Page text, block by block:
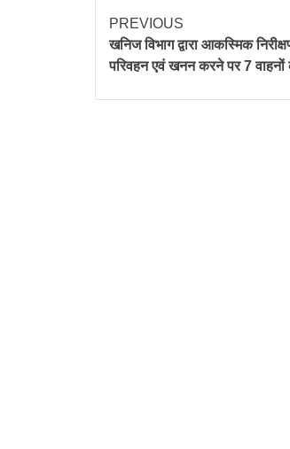
PREVIOUS
खनिज विभाग द्वारा आकस्मिक
परिवहन एवं खनन करने पर 7 वाहनों